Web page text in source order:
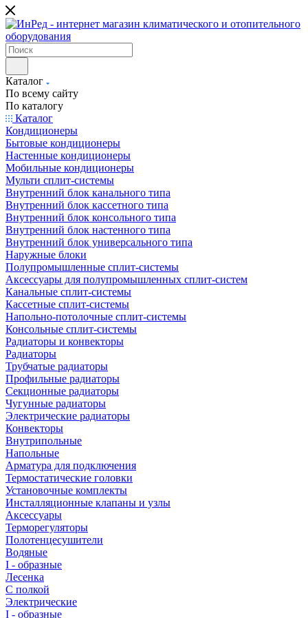
Каталог
По всему сайту
По каталогу
Каталог
Кондиционеры
Бытовые кондиционеры
Настенные кондиционеры
Мобильные кондиционеры
Мульти сплит-системы
Внутренний блок канального типа
Внутренний блок кассетного типа
Внутренний блок консольного типа
Внутренний блок настенного типа
Внутренний блок универсального типа
Наружные блоки
Полупромышленные сплит-системы
Аксессуары для полупромышленных сплит-систем
Канальные сплит-системы
Кассетные сплит-системы
Напольно-потолочные сплит-системы
Консольные сплит-системы
Радиаторы и конвекторы
Радиаторы
Трубчатые радиаторы
Профильные радиаторы
Секционные радиаторы
Чугунные радиаторы
Электрические радиаторы
Конвекторы
Внутрипольные
Напольные
Арматура для подключения
Термостатические головки
Установочные комплекты
Инсталляционные клапаны и узлы
Аксессуары
Терморегуляторы
Полотенцесушители
Водяные
I - образные
Лесенка
С полкой
Электрические
I - образные